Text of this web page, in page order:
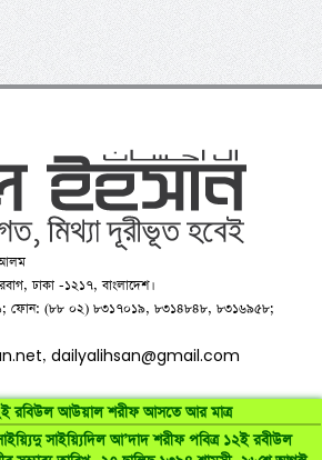
রবিউল আউয়াল শরীফ আসতে আর মাত্র
সাইয়্যিদিল আ’দাদ শরীফ পবিত্র ১২ই রবীউল
আলম
ঢাকা -১২১৭, বাংলাদেশ।
ফোন: (৮৮ ০২) ৮৩১৭০১৯, ৮৩১৪৮৪৮, ৮৩১৬৯৫৮;
,dailyalihsan@gmail.com